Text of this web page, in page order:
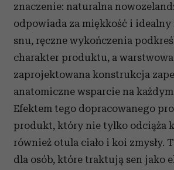
znaczenie: naturalna
odpowiada za miękkość i
snu, ręczne wykończenia
charakter produktu, a
zaprojektowana konstrukcja
anatomiczne wsparcie na
Efektem tego dopracowanego
produkt, który nie tylko odciąża
również otula ciało i koi zmysły.
dla osób, które traktują sen jako